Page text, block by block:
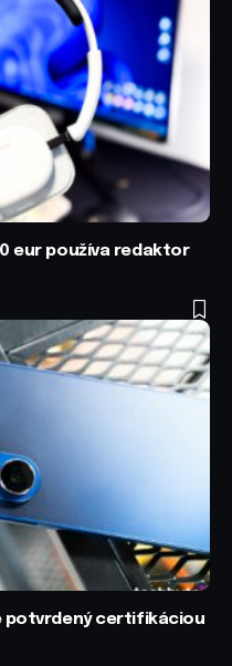
eur používa redaktor
potvrdený certifikáciou